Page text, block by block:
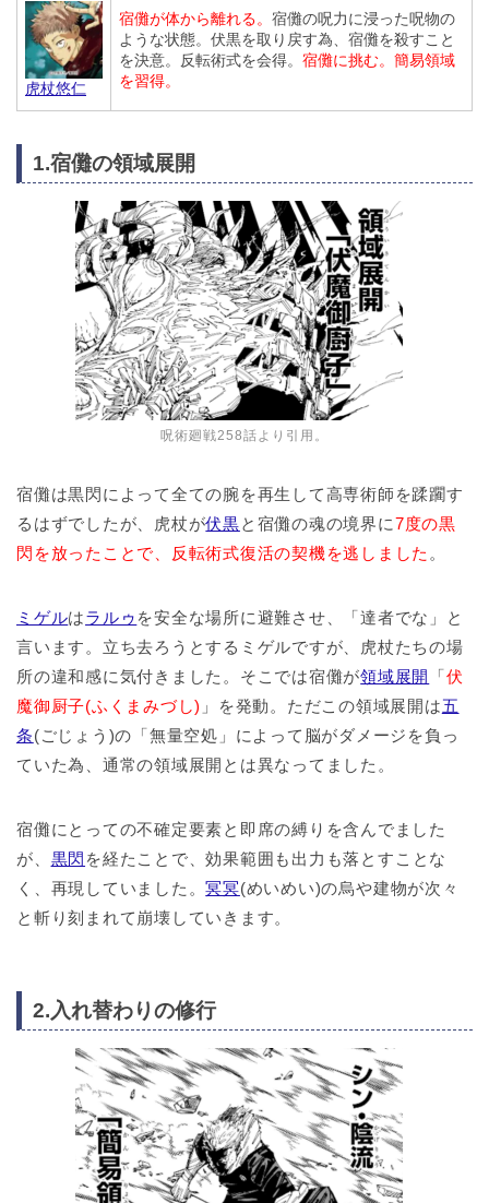
虎杖悠仁
宿儺が体から離れる。 宿儺の呪力に浸った呪物の
ような状態。伏黒を取り戻す為、宿儺を殺すこと
を決意。反転術式を会得。 宿儺に挑む。簡易領域
を習得。
1.宿儺の領域展開
呪術廻戦258話より引用。
宿儺は黒閃によって全ての腕を再生して高専術師を蹂躙す
るはずでしたが、虎杖が伏黒と宿儺の魂の境界に7度の黒
閃を放ったことで、反転術式復活の契機を逃しました 。
ミゲルはラルゥ を安全な場所に避難させ、「達者でな」と
言います。立ち去ろうとするミゲルですが、虎杖たちの場
所の違和感に気付きました。そこでは宿儺が領域展開 「伏
魔御厨子(ふくまみづし) 」を発動。ただこの領域展開は五
条(ごじょう)の「無量空処」によって脳がダメージを負っ
ていた為、通常の領域展開とは異なってました。
宿儺にとっての不確定要素と即席の縛りを含んでました
が、 黒閃 を経たことで、効果範囲も出力も落とすことな
く、再現していました。冥冥(めいめい)の烏や建物が次々
と斬り刻まれて崩壊していきます。
2.入れ替わりの修行